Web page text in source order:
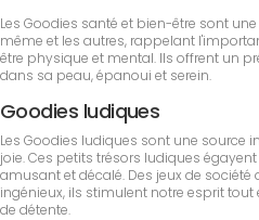
Les Goodies santé et bien-être sont
même et les autres, rappelant
être physique et mental. Ils offrent un
dans sa peau, épanoui et serein.
Goodies ludiques
Les Goodies ludiques sont une source
joie. Ces petits trésors ludiques
amusant et décalé. Des jeux de
ingénieux, ils stimulent notre esprit
de détente.